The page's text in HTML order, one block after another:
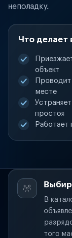
неполадку.
Что делает
объект
месте
простоя
Работает
В
того